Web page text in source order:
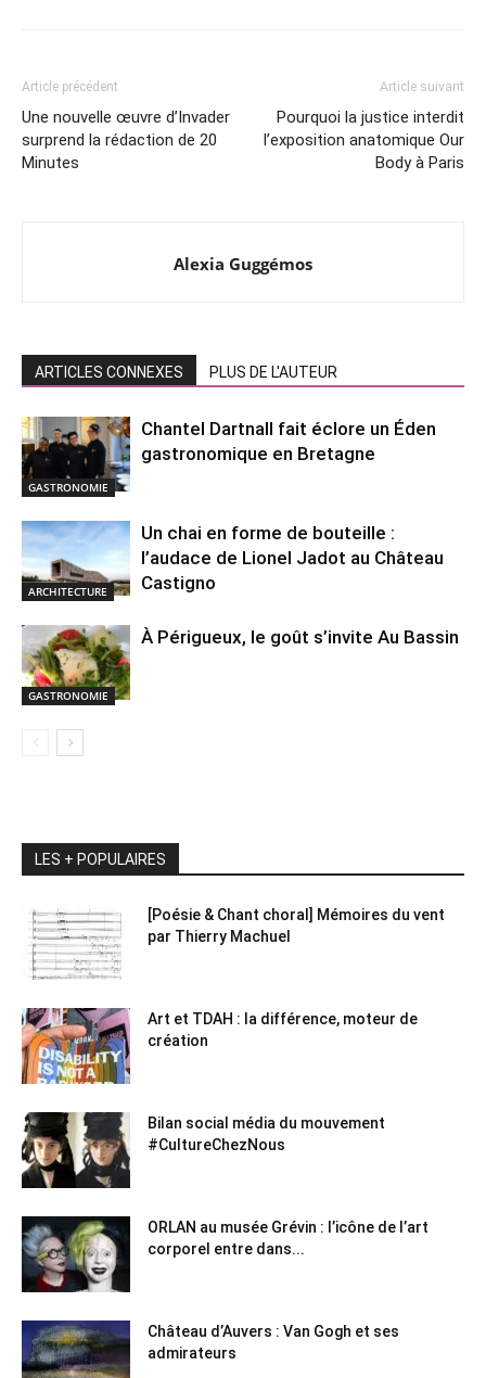
Article précédent
Une nouvelle œuvre d’Invader
surprend la rédaction de 20
Minutes
Article suivant
Pourquoi la justice interdit
l’exposition anatomique Our
Body à Paris
Alexia Guggémos
ARTICLES CONNEXES PLUS DE L'AUTEUR
GASTRONOMIE
Chantel Dartnall fait éclore un Éden
gastronomique en Bretagne
ARCHITECTURE
Un chai en forme de bouteille :
l’audace de Lionel Jadot au Château
Castigno
GASTRONOMIE
À Périgueux, le goût s’invite Au Bassin
LES + POPULAIRES
[Poésie & Chant choral] Mémoires du vent
par Thierry Machuel
Art et TDAH : la différence, moteur de
création
Bilan social média du mouvement
#CultureChezNous
ORLAN au musée Grévin : l’icône de l’art
corporel entre dans...
Château d’Auvers : Van Gogh et ses
admirateurs